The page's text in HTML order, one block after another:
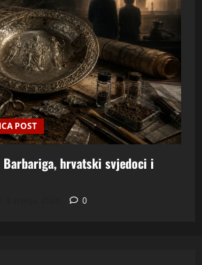
POST
Barbariga, hrvatski svjedoci i
0